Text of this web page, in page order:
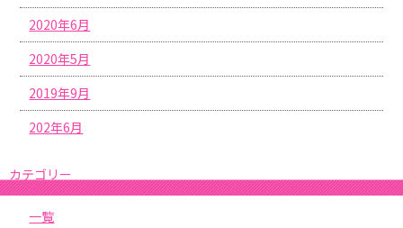
2020年6月
2020年5月
2019年9月
202年6月
カテゴリー
一覧